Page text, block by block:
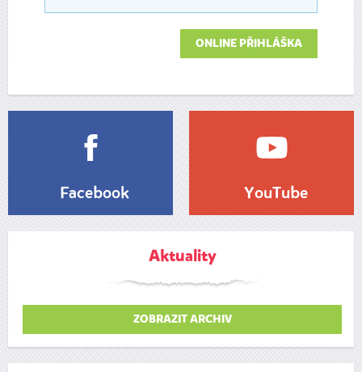
ONLINE PŘIHLÁŠKA
Facebook YouTube
Aktuality
ZOBRAZIT ARCHIV